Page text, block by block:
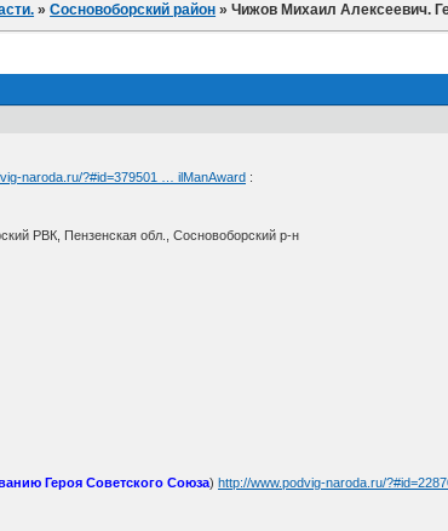
»Сосновоборский район »Чижов Михаил Алексеевич.
naroda.ru/?#id=379501 … ilManAward :
РВК, Пензенская обл., Сосновоборский р-н
Героя Советского Союза)http://www.podvig-naroda.ru/